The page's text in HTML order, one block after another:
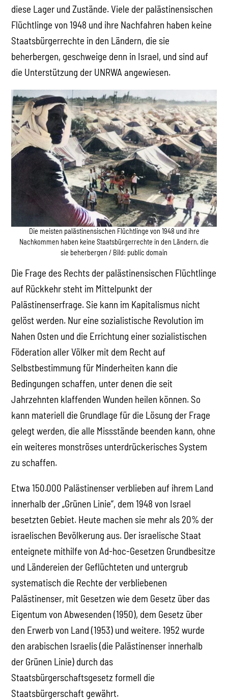
diese Lager und Zustände. Viele der palästinensischen
Flüchtlinge von 1948 und ihre Nachfahren haben keine
Staatsbürgerrechte in den Ländern, die sie
beherbergen, geschweige denn in Israel, und sind auf
die Unterstützung der UNRWA angewiesen.
Die meisten palästinensischen Flüchtlinge von 1948 und ihre
Nachkommen haben keine Staatsbürgerrechte in den Ländern, die
sie beherbergen / Bild: public domain
Die Frage des Rechts der palästinensischen Flüchtlinge
auf Rückkehr steht im Mittelpunkt der
Palästinenserfrage. Sie kann im Kapitalismus nicht
gelöst werden. Nur eine sozialistische Revolution im
Nahen Osten und die Errichtung einer sozialistischen
Föderation aller Völker mit dem Recht auf
Selbstbestimmung für Minderheiten kann die
Bedingungen schaffen, unter denen die seit
Jahrzehnten klaffenden Wunden heilen können. So
kann materiell die Grundlage für die Lösung der Frage
gelegt werden, die alle Missstände beenden kann, ohne
ein weiteres monströses unterdrückerisches System
zu schaffen.
Etwa 150.000 Palästinenser verblieben auf ihrem Land
innerhalb der „Grünen Linie“, dem 1948 von Israel
besetzten Gebiet. Heute machen sie mehr als 20% der
israelischen Bevölkerung aus. Der israelische Staat
enteignete mithilfe von Ad-hoc-Gesetzen Grundbesitze
und Ländereien der Geflüchteten und untergrub
systematisch die Rechte der verbliebenen
Palästinenser, mit Gesetzen wie dem Gesetz über das
Eigentum von Abwesenden (1950), dem Gesetz über
den Erwerb von Land (1953) und weitere. 1952 wurde
den arabischen Israelis (die Palästinenser innerhalb
der Grünen Linie) durch das
Staatsbürgerschaftsgesetz formell die
Staatsbürgerschaft gewährt.